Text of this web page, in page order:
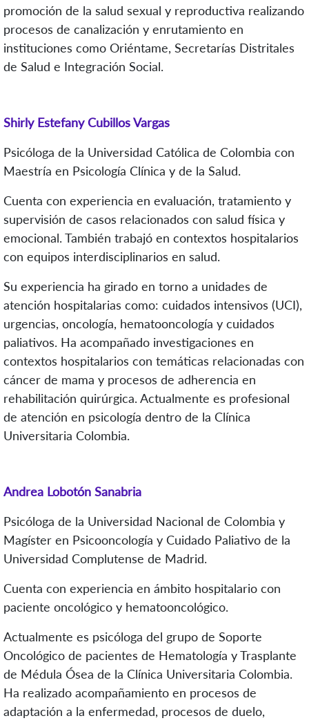
promoción de la salud sexual y reproductiva realizando
procesos de canalización y enrutamiento en
instituciones como Oriéntame, Secretarías Distritales
de Salud e Integración Social.
Shirly Estefany Cubillos Vargas
Psicóloga de la Universidad Católica de Colombia con
Maestría en Psicología Clínica y de la Salud.
Cuenta con experiencia en evaluación, tratamiento y
supervisión de casos relacionados con salud física y
emocional. También trabajó en contextos hospitalarios
con equipos interdisciplinarios en salud.
Su experiencia ha girado en torno a unidades de
atención hospitalarias como: cuidados intensivos (UCI),
urgencias, oncología, hematooncología y cuidados
paliativos. Ha acompañado investigaciones en
contextos hospitalarios con temáticas relacionadas con
cáncer de mama y procesos de adherencia en
rehabilitación quirúrgica. Actualmente es profesional
de atención en psicología dentro de la Clínica
Universitaria Colombia.
Andrea Lobotón Sanabria
Psicóloga de la Universidad Nacional de Colombia y
Magíster en Psicooncología y Cuidado Paliativo de la
Universidad Complutense de Madrid.
Cuenta con experiencia en ámbito hospitalario con
paciente oncológico y hematooncológico.
Actualmente es psicóloga del grupo de Soporte
Oncológico de pacientes de Hematología y Trasplante
de Médula Ósea de la Clínica Universitaria Colombia.
Ha realizado acompañamiento en procesos de
adaptación a la enfermedad, procesos de duelo,